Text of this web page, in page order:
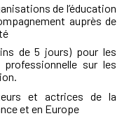
de l’éducation
auprès de
de 5 jours) pour les
sur les
et actrices de la
et en Europe